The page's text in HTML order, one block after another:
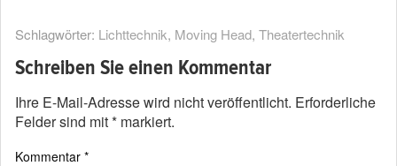
Schlagwörter: Lichttechnik, Moving Head, Theatertechnik
Schreiben Sie einen Kommentar
Ihre E-Mail-Adresse wird nicht veröffentlicht. Erforderliche
Felder sind mit* markiert.
Kommentar *